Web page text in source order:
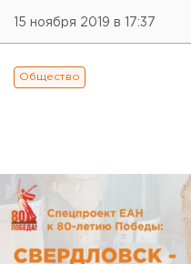
15 ноября 2019 в 17:37
Общество